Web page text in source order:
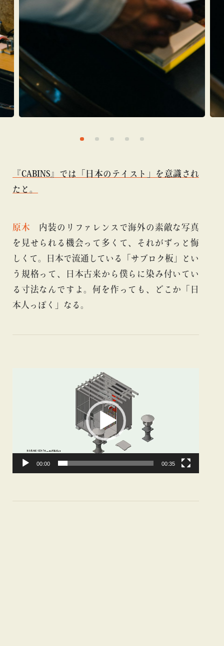
『CABINS』では「日本のテイスト」を意識され
たと。
原木 内装のリファレンスで海外の素敵な写真
を見せられる機会って多くて、それがずっと悔
しくて。日本で流通している「サブロク板」とい
う規格って、日本古来から僕らに染み付いてい
る寸法なんですよ。何を作っても、どこか「日
本人っぽく」なる。
00:00 00:35